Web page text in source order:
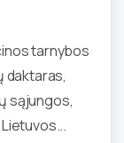
tarnybos
daktaras,
sąjungos,